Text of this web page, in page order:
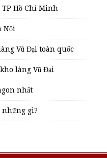
TP Hồ Chí Minh
Nội
Vũ Đại toàn quốc
làng Vũ Đại
nhất
những gì?